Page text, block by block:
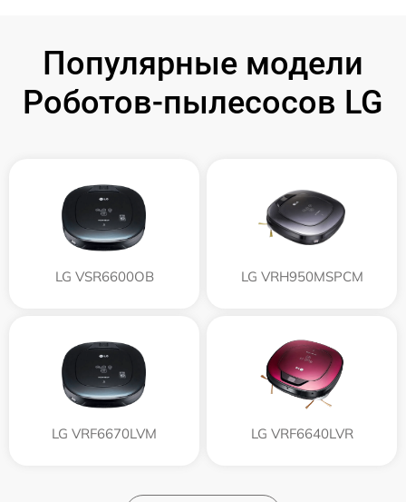
Популярные модели
Роботов-пылесосов LG
LG VSR6600OB LG VRH950MSPCM
LG VRF6670LVM LG VRF6640LVR